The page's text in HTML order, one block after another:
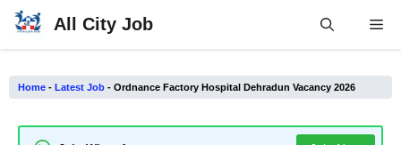
Skip
All City Job
Home - Latest Job - Ordnance Factory Hospital Dehradun Vacancy 2026